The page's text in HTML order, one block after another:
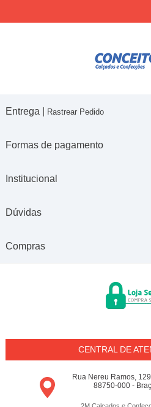
Entrega | Rastrear Pedido
Formas de pagamento
Institucional
Dúvidas
Compras
CENTRAL DE
Rua Nereu Ramos,
88750-000 -